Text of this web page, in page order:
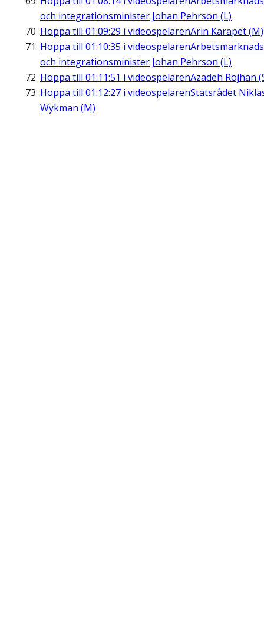
och integrationsminister Johan Pehrson (L)
Hoppa till 01:09:29 i videospelarenArin Karapet (M)
Hoppa till 01:10:35 i videospelaren
och integrationsminister Johan Pehrson (L)
Hoppa till 01:11:51 i videospelarenAzadeh Rojhan
Hoppa till 01:12:27 i videospelarenStatsrådet
Wykman (M)